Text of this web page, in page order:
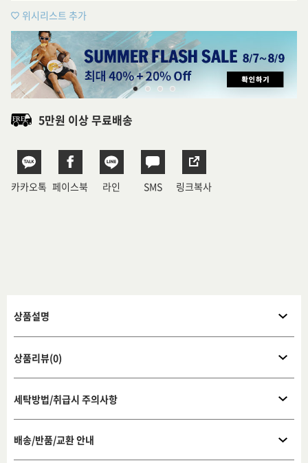
위시리스트 추가
5만원 이상 무료배송
카카오톡 페이스북 라인 SMS 링크복사
상품설명
상품리뷰(0)
세탁방법/취급시 주의사항
배송/반품/교환 안내